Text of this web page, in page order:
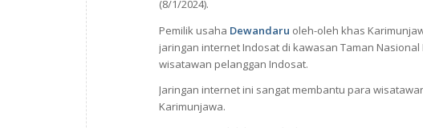
(8/1/2024).
Pemilik usaha Dewandaru oleh-oleh khas
jaringan internet Indosat di kawasan Taman
wisatawan pelanggan Indosat.
Jaringan internet ini sangat membantu para
Karimunjawa.